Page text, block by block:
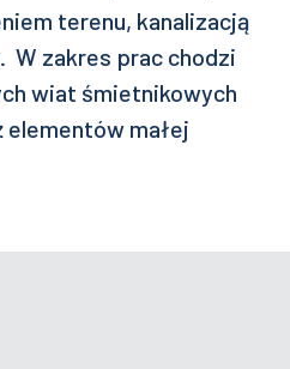
terenu, kanalizacją
W zakres prac chodzi
wiat śmietnikowych
małej